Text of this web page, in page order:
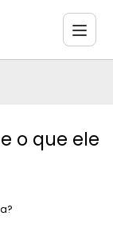
o que ele